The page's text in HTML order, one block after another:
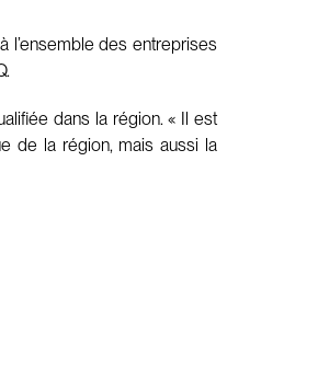
l’ensemble des entreprises
dans la région. « Il est
de la région, mais aussi la